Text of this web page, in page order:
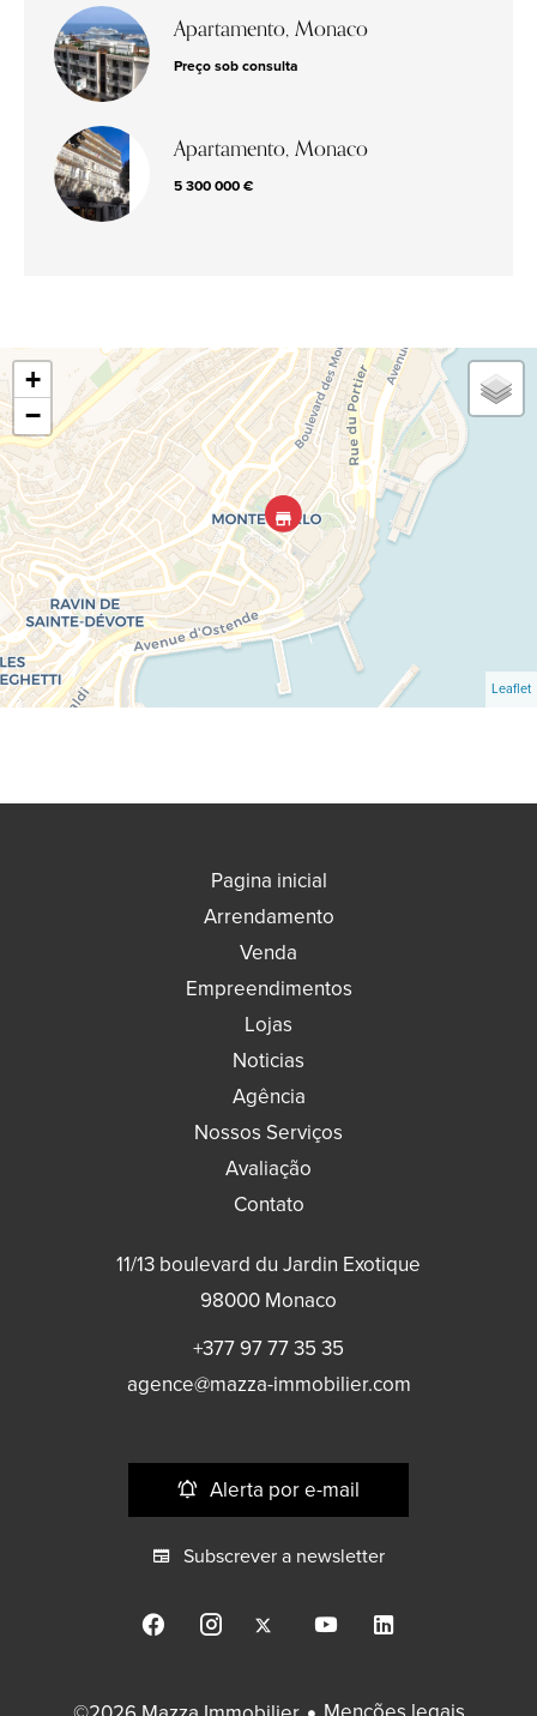
Apartamento, Monaco
Preço sob consulta
Apartamento, Monaco
5 300 000 €
+
−
Leaflet
Pagina inicial
Arrendamento
Venda
Empreendimentos
Lojas
Noticias
Agência
Nossos Serviços
Avaliação
Contato
11/13 boulevard du Jardin Exotique
98000 Monaco
+377 97 77 35 35
agence@mazza-immobilier.com
Alerta por e-mail
Subscrever a newsletter